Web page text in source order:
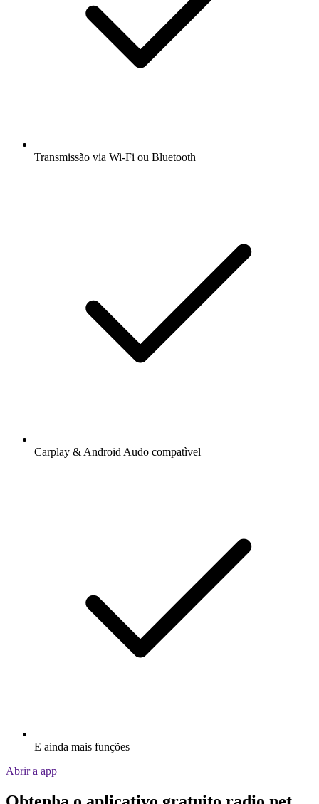
Transmissão via Wi-Fi ou Bluetooth
Carplay & Android Audo compatìvel
E ainda mais funções
Abrir a app